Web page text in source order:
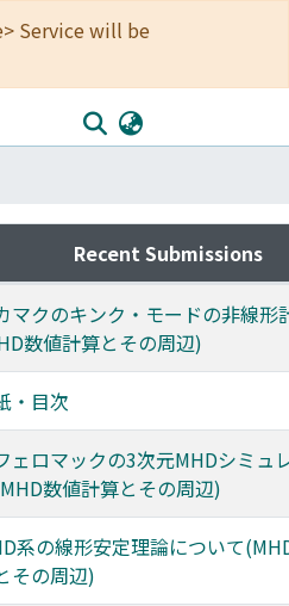
Service will be
Recent Submissions
マクのキンク・モードの非線形
数値計算とその周辺)
・目次
ェロマックの3次元MHDシミュ
数値計算とその周辺)
系の線形安定理論について
その周辺)